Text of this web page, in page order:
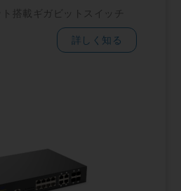
搭載ギガビットスイッチ
詳しく知る